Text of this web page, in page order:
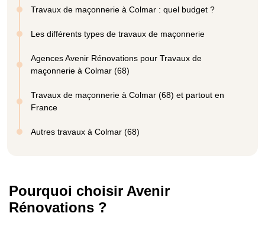
Travaux de maçonnerie à Colmar : quel budget ?
Les différents types de travaux de maçonnerie
Agences Avenir Rénovations pour Travaux de
maçonnerie à Colmar (68)
Travaux de maçonnerie à Colmar (68) et partout en
France
Autres travaux à Colmar (68)
Pourquoi choisir Avenir
Rénovations ?